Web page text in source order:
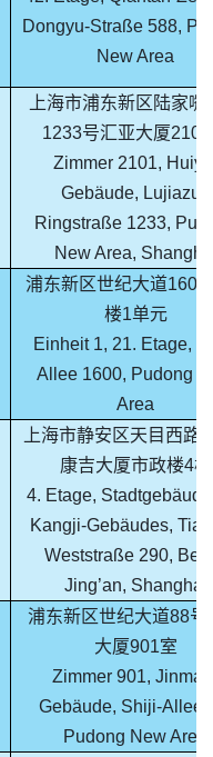
Dongyu-Straße 588,
New Area
上海市浦东新区陆家嘴
1233号汇亚大厦
Zimmer 2101,
Gebäude, Lujiazui-
Ringstraße 1233,
New Area,
浦东新区世纪大道1600
楼1单元
Einheit 1, 21. Etage,
Allee 1600, Pudong
Area
上海市静安区天目西路
康吉大厦市政楼4楼
4. Etage,
Kangji-Gebäudes,
Weststraße 290,
Jing’an, Shanghai
浦东新区世纪大道88号
大厦901室
Zimmer 901,
Gebäude, Shiji-Allee
Pudong New Area